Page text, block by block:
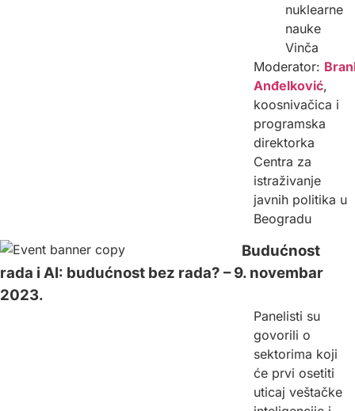
nuklearne
nauke
Vinča
Moderator:
Anđelković,
koosnivačica i
programska
direktorka
Centra za
istraživanje
javnih politika u
Beogradu
Budućnost
rada i AI: budućnost bez rada? – 9. novembar
2023.
Panelisti su
govorili o
sektorima koji
će prvi osetiti
uticaj veštačke